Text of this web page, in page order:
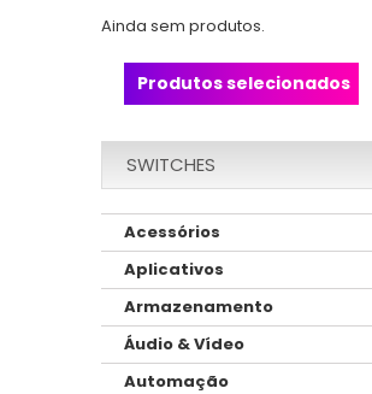
Ainda sem produtos.
Produtos selecionados
SWITCHES
Acessórios
Aplicativos
Armazenamento
Áudio & Vídeo
Automação